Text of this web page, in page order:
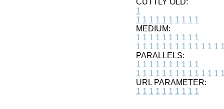
1
1 1 1 1 1 1 1 1 1 1
MEDIUM:
1 1 1 1 1 1 1 1 1 1
1 1 1 1 1 1 1 1 1 1 1 1 1 1
PARALLELS:
1 1 1 1 1 1 1 1 1 1
1 1 1 1 1 1 1 1 1 1 1 1 1 1
URL PARAMETER:
1 1 1 1 1 1 1 1 1 1